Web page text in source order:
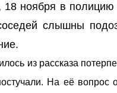
18 ноября в
слышны
из рассказа
На её